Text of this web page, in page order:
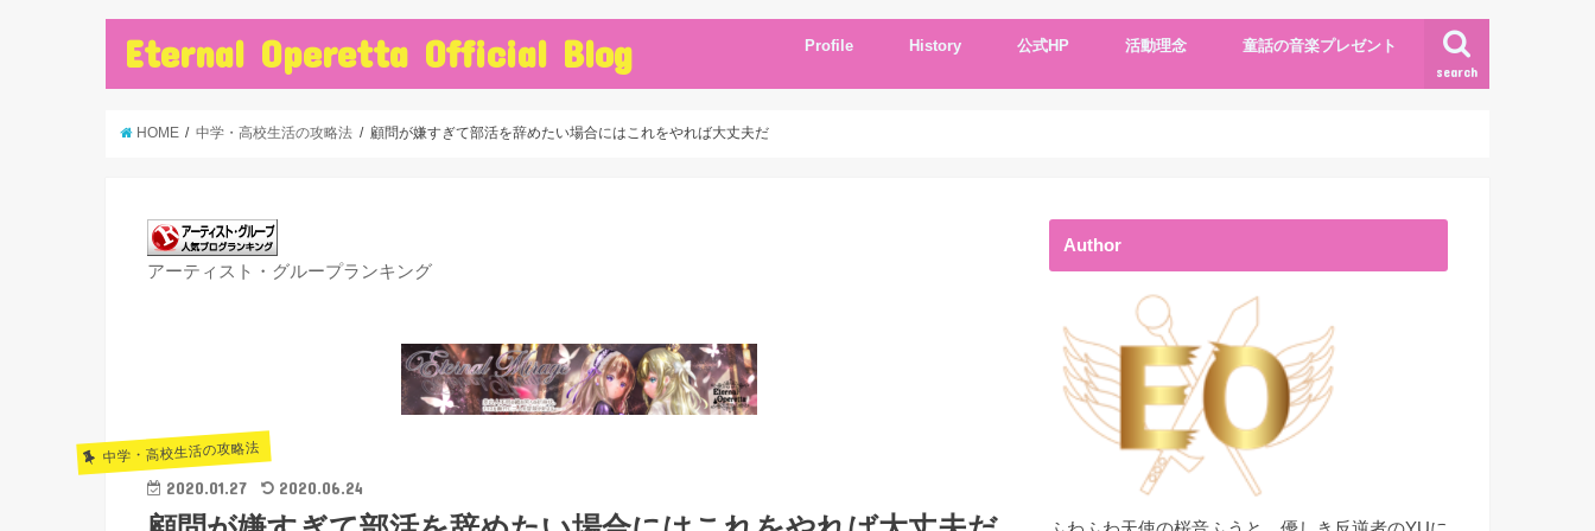
Eternal Operetta Official Blog search
Profile History 公式HP 活動理念 童話の音楽プレゼント
HOME 中学・高校生活の攻略法 顧問が嫌すぎて部活を辞めたい場合にはこれをやれば大丈夫だ
アーティスト・グループランキング
中学・高校生活の攻略法
2020.01.27 2020.06.24
Author